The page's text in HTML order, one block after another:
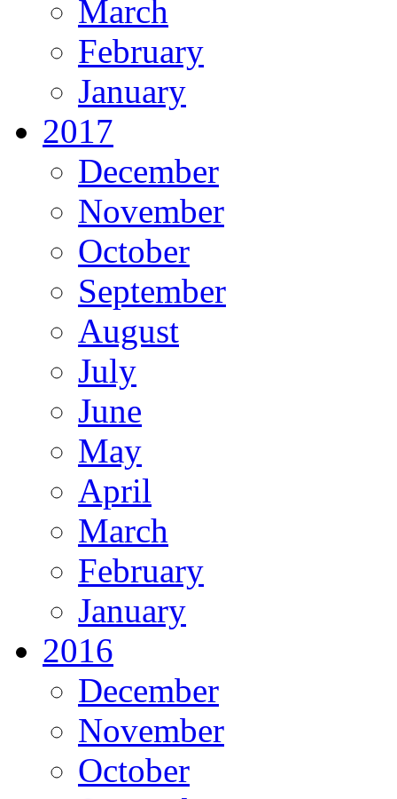
March
February
January
2017
December
November
October
September
August
July
June
May
April
March
February
January
2016
December
November
October